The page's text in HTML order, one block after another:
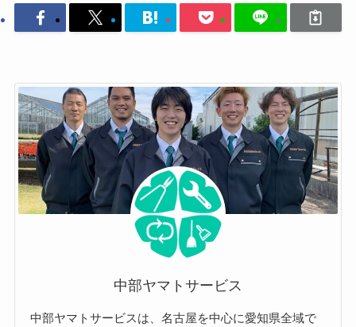
中部ヤマトサービス
中部ヤマトサービスは、名古屋を中心に愛知県全域で